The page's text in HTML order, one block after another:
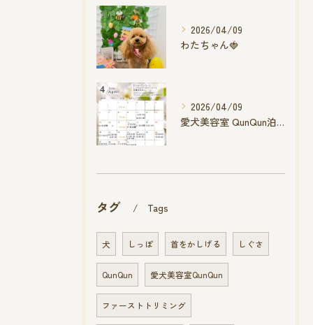
2026/04/09
わたちゃん🍓
2026/04/09
愛犬美容室 QunQun泊店 4月空き状況です
タグ Tags
犬 しっぽ 首をかしげる しぐさ
QunQun 愛犬美容室QunQun
ファーストトリミング